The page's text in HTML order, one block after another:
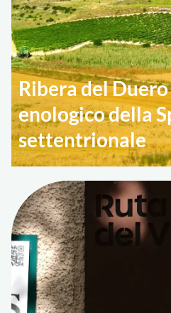
Ribera del
enologico della
settentrionale